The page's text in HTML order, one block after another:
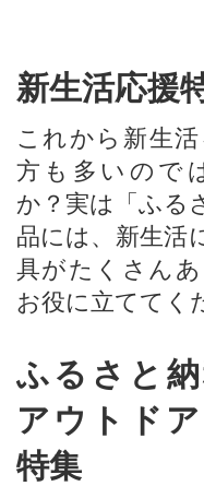
新生活応援
これから新生
方も多いので
か？実は「ふる
品には、新生活
具がたくさん
お役に立ててく
ふるさと
アウトド
特集